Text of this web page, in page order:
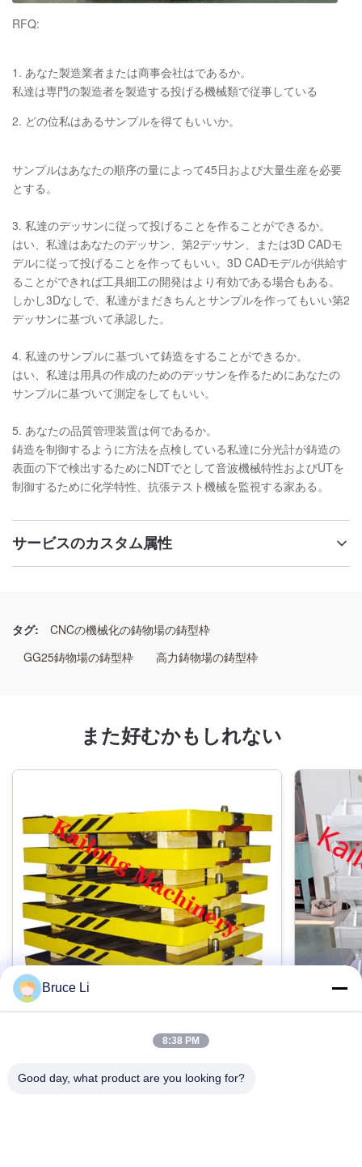
RFQ:
1. あなた製造業者または商事会社はであるか。
私達は専門の製造者を製造する投げる機械類で従事している
2. どの位私はあるサンプルを得てもいいか。
サンプルはあなたの順序の量によって45日および大量生産を必要
とする。
3. 私達のデッサンに従って投げることを作ることができるか。
はい、私達はあなたのデッサン、第2デッサン、または3D CADモ
デルに従って投げることを作ってもいい。3D CADモデルが供給す
ることができれば工具細工の開発はより有効である場合もある。
しかし3Dなしで、私達がまだきちんとサンプルを作ってもいい第2
デッサンに基づいて承認した。
4. 私達のサンプルに基づいて鋳造をすることができるか。
はい、私達は用具の作成のためのデッサンを作るためにあなたの
サンプルに基づいて測定をしてもいい。
5. あなたの品質管理装置は何であるか。
鋳造を制御するように方法を点検している私達に分光計が鋳造の
表面の下で検出するためにNDTでとして音波機械特性およびUTを
制御するために化学特性、抗張テスト機械を監視する家ある。
サービスのカスタム属性
材料:
顧客のreuqirementとして
顧客のデッサンとして
起源:
維坊、中国
重量:
デッサンの一致
パッケージ:
適用:
タグ:
CNCの機械化の鋳物場の鋳型枠
GG25鋳物場の鋳型枠
高力鋳物場の鋳型枠
また好むかもしれない
GG25鋳物場の移動パレット
Bruce Li
8:38 PM
Good day, what product are you looking for?